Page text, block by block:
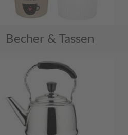
Becher & Tassen